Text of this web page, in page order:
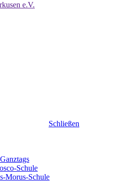
Schließen
Schule
Morus-Schule